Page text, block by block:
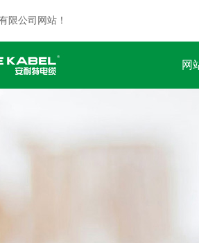
限公司网站！
网